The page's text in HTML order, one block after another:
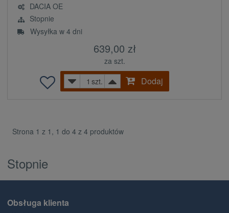
DACIA OE
Stopnie
Wysyłka w 4 dni
639,00 zł
za szt.
szt.
Dodaj
Strona 1 z 1, 1 do 4 z 4 produktów
Stopnie
Obsługa klienta